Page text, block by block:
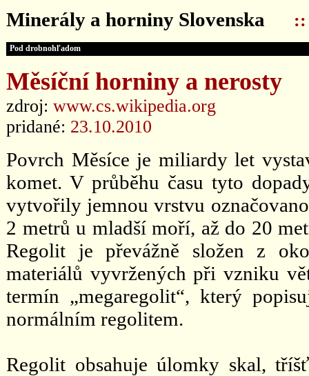
Minerály a horniny Slovenska ::
Pod drobnohľadom
Měsíční horniny a nerosty
zdroj: www.cs.wikipedia.org
pridané: 23.10.2010
Povrch Měsíce je miliardy let
komet. V průběhu času tyto
vytvořily jemnou vrstvu
2 metrů u mladší moří, až do 20
Regolit je převážně složen z
materiálů vyvržených při vzniku
termín „megaregolit“, který
normálním regolitem.
Regolit obsahuje úlomky skal,